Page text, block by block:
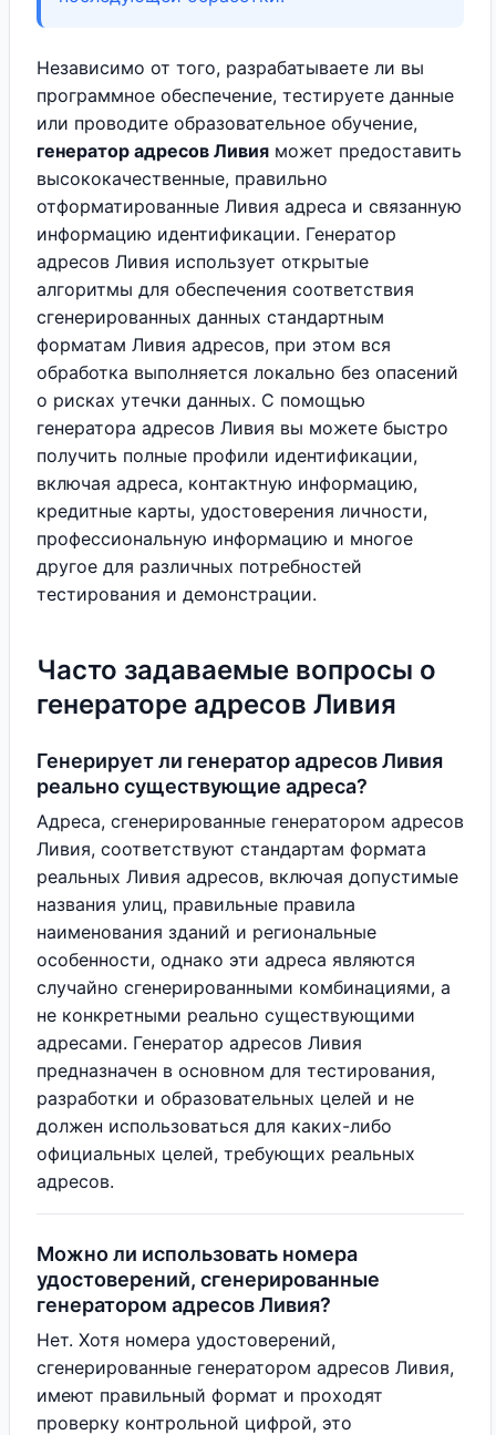
Независимо от того, разрабатываете ли вы
программное обеспечение, тестируете данные
или проводите образовательное обучение,
генератор адресов Ливия может предоставить
высококачественные, правильно
отформатированные Ливия адреса и связанную
информацию идентификации. Генератор
адресов Ливия использует открытые
алгоритмы для обеспечения соответствия
сгенерированных данных стандартным
форматам Ливия адресов, при этом вся
обработка выполняется локально без опасений
о рисках утечки данных. С помощью
генератора адресов Ливия вы можете быстро
получить полные профили идентификации,
включая адреса, контактную информацию,
кредитные карты, удостоверения личности,
профессиональную информацию и многое
другое для различных потребностей
тестирования и демонстрации.
Часто задаваемые вопросы о
генераторе адресов Ливия
Генерирует ли генератор адресов Ливия
реально существующие адреса?
Адреса, сгенерированные генератором адресов
Ливия, соответствуют стандартам формата
реальных Ливия адресов, включая допустимые
названия улиц, правильные правила
наименования зданий и региональные
особенности, однако эти адреса являются
случайно сгенерированными комбинациями, а
не конкретными реально существующими
адресами. Генератор адресов Ливия
предназначен в основном для тестирования,
разработки и образовательных целей и не
должен использоваться для каких-либо
официальных целей, требующих реальных
адресов.
Можно ли использовать номера
удостоверений, сгенерированные
генератором адресов Ливия?
Нет. Хотя номера удостоверений,
сгенерированные генератором адресов Ливия,
имеют правильный формат и проходят
проверку контрольной цифрой, это